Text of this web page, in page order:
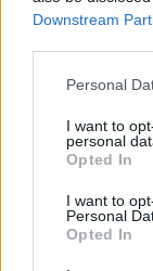
Downstream
Personal
I want to
personal
Opted In
I want to
Personal
Opted In
E
V I
S
I T
E T
E S